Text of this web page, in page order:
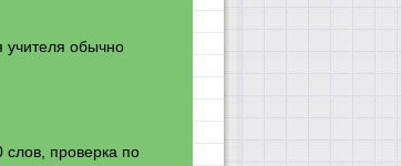
учителя обычно
проверка по